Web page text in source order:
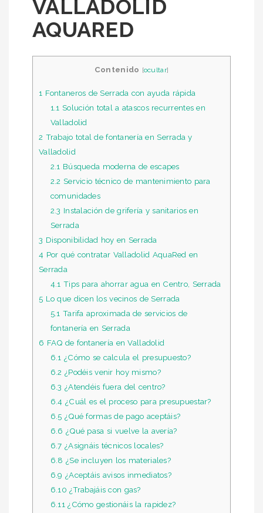
VALLADOLID
AQUARED
Contenido [ocultar]
1 Fontaneros de Serrada con ayuda rápida
1.1 Solución total a atascos recurrentes en
Valladolid
2 Trabajo total de fontanería en Serrada y
Valladolid
2.1 Búsqueda moderna de escapes
2.2 Servicio técnico de mantenimiento para
comunidades
2.3 Instalación de grifería y sanitarios en
Serrada
3 Disponibilidad hoy en Serrada
4 Por qué contratar Valladolid AquaRed en
Serrada
4.1 Tips para ahorrar agua en Centro, Serrada
5 Lo que dicen los vecinos de Serrada
5.1 Tarifa aproximada de servicios de
fontanería en Serrada
6 FAQ de fontanería en Valladolid
6.1 ¿Cómo se calcula el presupuesto?
6.2 ¿Podéis venir hoy mismo?
6.3 ¿Atendéis fuera del centro?
6.4 ¿Cuál es el proceso para presupuestar?
6.5 ¿Qué formas de pago aceptáis?
6.6 ¿Qué pasa si vuelve la avería?
6.7 ¿Asignáis técnicos locales?
6.8 ¿Se incluyen los materiales?
6.9 ¿Aceptáis avisos inmediatos?
6.10 ¿Trabajáis con gas?
6.11 ¿Cómo gestionáis la rapidez?